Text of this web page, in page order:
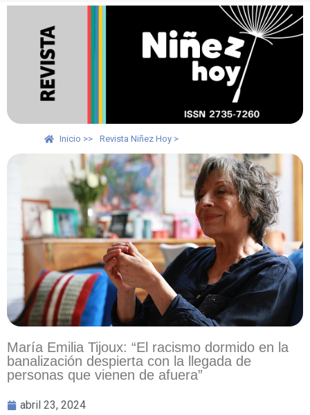
Inicio >> Revista Niñez Hoy >
María Emilia Tijoux: “El racismo dormido en la
banalización despierta con la llegada de
personas que vienen de afuera”
abril 23, 2024